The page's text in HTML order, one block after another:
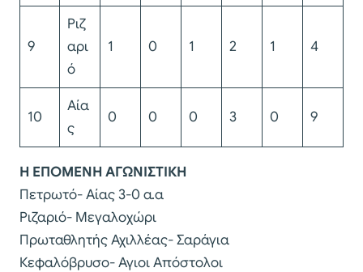
9
Ριζ
αρι
ό
1 0 1 2 1 4
10
Αία
ς
0 0 0 3 0 9
Η ΕΠΟΜΕΝΗ ΑΓΩΝΙΣΤΙΚΗ
Πετρωτό- Αίας 3-0 α.α
Ριζαριό- Μεγαλοχώρι
Πρωταθλητής Αχιλλέας- Σαράγια
Κεφαλόβρυσο- Αγιοι Απόστολοι